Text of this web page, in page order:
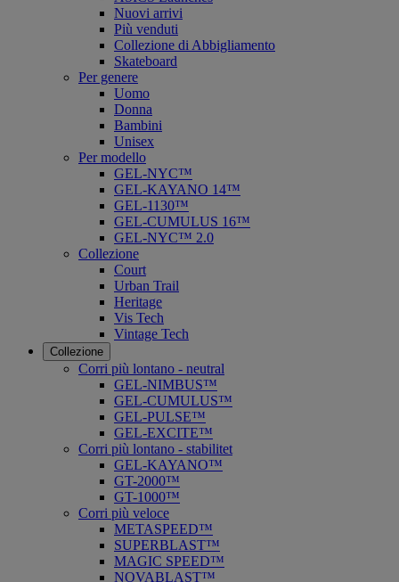
Nuovi arrivi
Più venduti
Collezione di Abbigliamento
Skateboard
Per genere
Uomo
Donna
Bambini
Unisex
Per modello
GEL-NYC™
GEL-KAYANO 14™
GEL-1130™
GEL-CUMULUS 16™
GEL-NYC™ 2.0
Collezione
Court
Urban Trail
Heritage
Vis Tech
Vintage Tech
Collezione
Corri più lontano - neutral
GEL-NIMBUS™
GEL-CUMULUS™
GEL-PULSE™
GEL-EXCITE™
Corri più lontano - stabilitet
GEL-KAYANO™
GT-2000™
GT-1000™
Corri più veloce
METASPEED™
SUPERBLAST™
MAGIC SPEED™
NOVABLAST™